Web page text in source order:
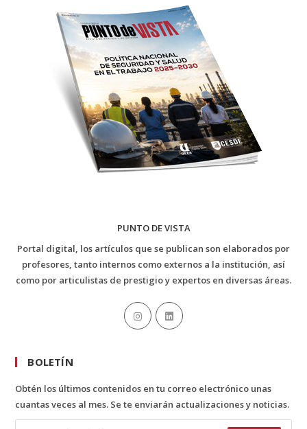
PUNTO DE VISTA
Portal digital, los artículos que se publican son elaborados por
profesores, tanto internos como externos a la institución, así
como por articulistas de prestigio y expertos en diversas áreas.
BOLETÍN
Obtén los últimos contenidos en tu correo electrónico unas
cuantas veces al mes. Se te enviarán actualizaciones y noticias.